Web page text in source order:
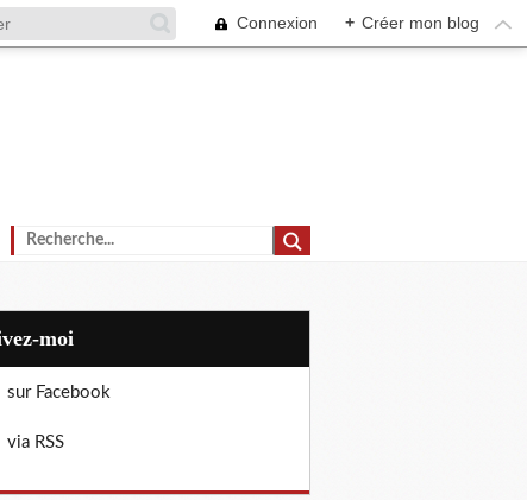
Connexion + Créer mon blog
moi
sur Facebook
via RSS